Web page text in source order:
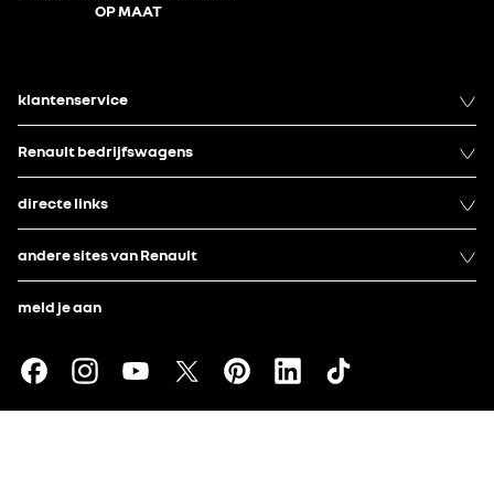
OP MAAT
klantenservice
Renault bedrijfswagens
directe links
andere sites van Renault
meld je aan